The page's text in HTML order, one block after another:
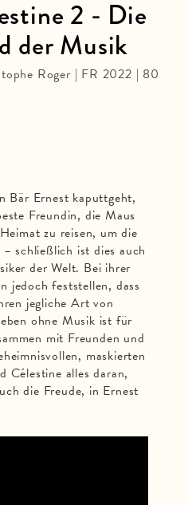
Bär Ernest kaputtgeht,
Freundin, die Maus
zu reisen, um die
schließlich ist dies auch
der Welt. Bei ihrer
jedoch feststellen, dass
jegliche Art von
ohne Musik ist für
mit Freunden und
maskierten
Célestine alles daran,
die Freude, in Ernest
2 - Die
der Musik
Roger | FR 2022 | 80